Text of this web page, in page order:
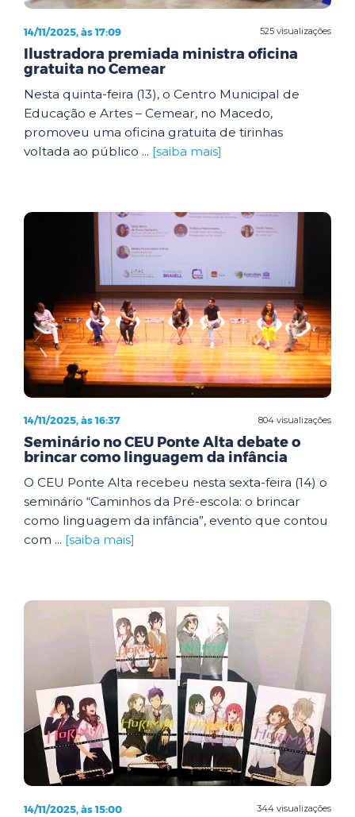
525 visualizações
14/11/2025, às 17:09
Ilustradora premiada ministra oficina
gratuita no Cemear
Nesta quinta-feira (13), o Centro Municipal de
Educação e Artes – Cemear, no Macedo,
promoveu uma oficina gratuita de tirinhas
voltada ao público ... [saiba mais]
804 visualizações
14/11/2025, às 16:37
Seminário no CEU Ponte Alta debate o
brincar como linguagem da infância
O CEU Ponte Alta recebeu nesta sexta-feira (14) o
seminário “Caminhos da Pré-escola: o brincar
como linguagem da infância”, evento que contou
com ... [saiba mais]
344 visualizações
14/11/2025, às 15:00